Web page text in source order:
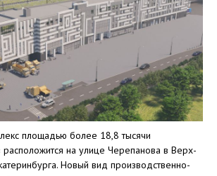
площадью более 18,8 тысячи
на улице Черепанова в Верх-
Новый вид производственно-